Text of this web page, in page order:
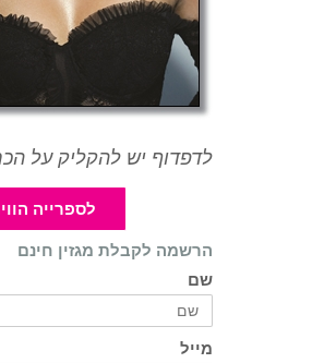
לדפדוף יש להקליק על
לספרייה
הרשמה לקבלת מגזין חינם
שם
מייל